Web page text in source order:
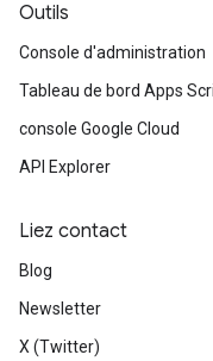
Outils
Console d'administration
Tableau de bord Apps
console Google Cloud
API Explorer
Liez contact
Blog
Newsletter
X (Twitter)